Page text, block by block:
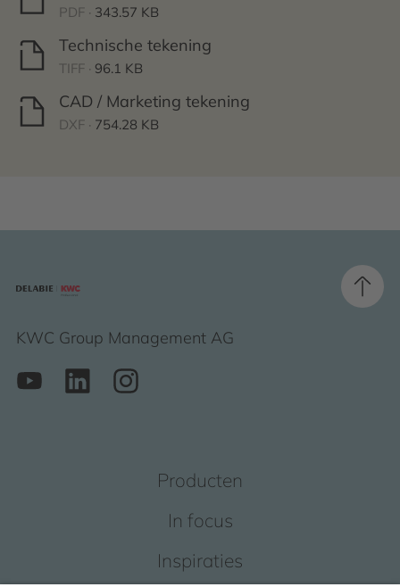
PDF · 343.57 KB
Technische tekening
TIFF · 96.1 KB
CAD / Marketing tekening
DXF · 754.28 KB
KWC Group Management AG
Producten
In focus
Inspiraties